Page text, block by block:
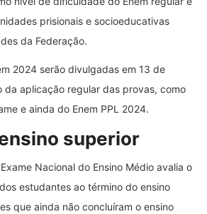
prisionais e socioeducativas
da Federação.
2024 serão divulgadas em 13 de
da aplicação regular das provas, como
e ainda do Enem PPL 2024.
superior
Nacional do Ensino Médio avalia o
estudantes ao término do ensino
que ainda não concluíram o ensino